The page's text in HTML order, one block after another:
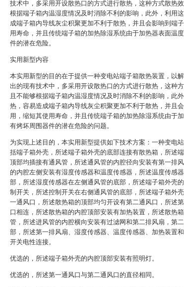
技术中，多采用开设散热口的方式进行散热，这种方式散热
根据端子箱内温湿度情况及时消除不利的影响，此外，利用
成端子箱内导线灰尘积聚更加不利于散热，并且会影响到端
用寿命，并且传统端子箱的加热除湿系统由于加热器表面温
件的潜在危险。
实用新型内容
本实用新型的目的在于提供一种变电站端子箱散热装置，以
出的现有技术中，多采用开设散热口的方式进行散热，这种
且不能够根据端子箱内温湿度情况及时消除不利的影响，此
热，容易造成端子箱内导线灰尘积聚更加不利于散热，并且
用，缩短其使用寿命，并且传统端子箱的加热除湿系统由于
有烤坏周围器件的潜在危险的问题。
为实现上述目的，本实用新型提供如下技术方案：一种变电
括端子箱外壳，所述端子箱外壳的底部连接有散热箱，所述
顶部均插接有通风管，所述通风管的内腔径向安装有第一排
的内腔左侧安装有湿度传感器和温度传感器，所述温度传感
部，所述湿度传感器在左侧通风管的底部，所述端子箱外壳
制开关，所述控制开关在右侧通风管的底部，所述端子箱外
一通风口，所述散热箱的顶部均匀开设有第二通风口，所述
口相连，所述散热箱的内腔顶部安装有加热装置，所述散热
管，所述进风管的内腔横向安装有过滤网和第二排风扇，第
部，所述第一排风扇、湿度传感器、温度传感器、加热装置
开关电性连接。
优选的，所述端子箱外壳的内腔顶部安装有照明灯。
优选的，所述第一通风口与第二通风口的直径相同。